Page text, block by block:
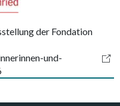
der Fondation
und-